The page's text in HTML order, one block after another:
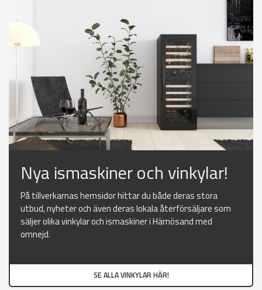
Nya ismaskiner och vinkylar!
På tillverkarnas hemsidor hittar du både deras stora
utbud, nyheter och även deras lokala återförsäljare som
säljer olika vinkylar och ismaskiner i Härnösand med
omnejd.
SE ALLA VINKYLAR HÄR!